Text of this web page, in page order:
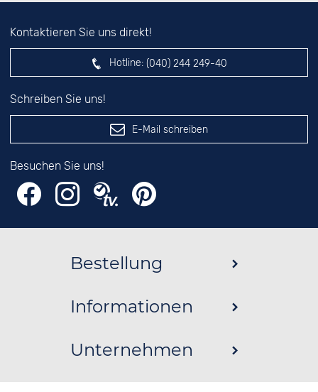
Kontaktieren Sie uns direkt!
Hotline: (040) 244 249-40
Schreiben Sie uns!
E-Mail schreiben
Besuchen Sie uns!
Bestellung
Informationen
Unternehmen